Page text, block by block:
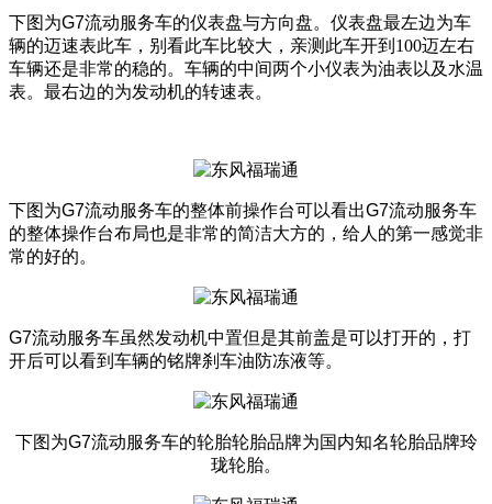
下图为G7流动服务车的仪表盘与方向盘。仪表盘最左边为车
辆的迈速表此车，别看此车比较大，亲测此车开到100迈左右
车辆还是非常的稳的。车辆的中间两个小仪表为油表以及水温
表。最右边的为发动机的转速表。
下图为G7流动服务车的整体前操作台可以看出G7流动服务车
的整体操作台布局也是非常的简洁大方的，给人的第一感觉非
常的好的。
G7流动服务车虽然发动机中置但是其前盖是可以打开的，打
开后可以看到车辆的铭牌刹车油防冻液等。
下图为G7流动服务车的轮胎轮胎品牌为国内知名轮胎品牌玲
珑轮胎。